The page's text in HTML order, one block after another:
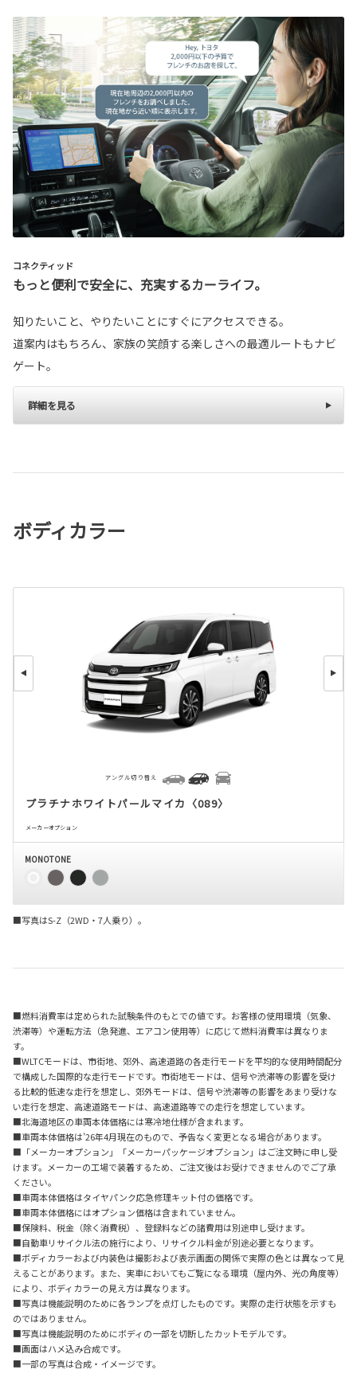
コネクティッド
もっと便利で安全に、充実するカーライフ。
知りたいこと、やりたいことにすぐにアクセスできる。
道案内はもちろん、家族の笑顔する楽しさへの最適ルートもナビ
ゲート。
詳細を見る
ボディカラー
プラチナホワイトパールマイカ〈089〉
メーカーオプション
アングル切り替え
MONOTONE
■写真はS-Z（2WD・7人乗り）。
■燃料消費率は定められた試験条件のもとでの値です。お客様の使用環境（気象、
渋滞等）や運転方法（急発進、エアコン使用等）に応じて燃料消費率は異なりま
す。
■WLTCモードは、市街地、郊外、高速道路の各走行モードを平均的な使用時間配分
で構成した国際的な走行モードです。市街地モードは、信号や渋滞等の影響を受け
る比較的低速な走行を想定し、郊外モードは、信号や渋滞等の影響をあまり受けな
い走行を想定、高速道路モードは、高速道路等での走行を想定しています。
■北海道地区の車両本体価格には寒冷地仕様が含まれます。
■車両本体価格は’26年4月現在のもので、予告なく変更となる場合があります。
■「メーカーオプション」「メーカーパッケージオプション」はご注文時に申し受
けます。メーカーの工場で装着するため、ご注文後はお受けできませんのでご了承
ください。
■車両本体価格はタイヤパンク応急修理キット付の価格です。
■車両本体価格にはオプション価格は含まれていません。
■保険料、税金（除く消費税）、登録料などの諸費用は別途申し受けます。
■自動車リサイクル法の施行により、リサイクル料金が別途必要となります。
■ボディカラーおよび内装色は撮影および表示画面の関係で実際の色とは異なって見
えることがあります。また、実車においてもご覧になる環境（屋内外、光の角度等）
により、ボディカラーの見え方は異なります。
■写真は機能説明のために各ランプを点灯したものです。実際の走行状態を示すも
のではありません。
■写真は機能説明のためにボディの一部を切断したカットモデルです。
■画面はハメ込み合成です。
■一部の写真は合成・イメージです。